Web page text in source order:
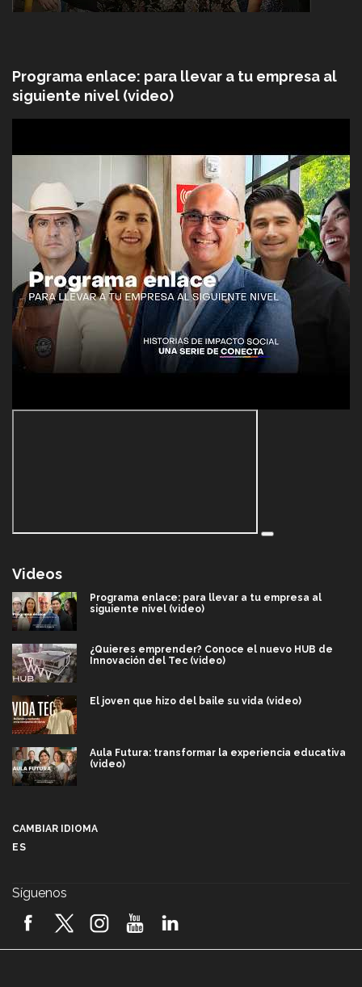
Programa enlace: para llevar a tu empresa al
siguiente nivel (video)
Videos
Programa enlace: para llevar a tu empresa al
siguiente nivel (video)
¿Quieres emprender? Conoce el nuevo HUB de
Innovación del Tec (video)
El joven que hizo del baile su vida (video)
Aula Futura: transformar la experiencia educativa
(video)
2026! (video)
CAMBIAR IDIOMA
ES
Síguenos